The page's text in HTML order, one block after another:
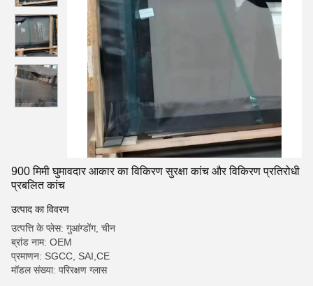
900 मिमी घुमावदार आकार का विकिरण सुरक्षा कांच और विकिरण प्रतिरोधी
प्रबलित कांच
उत्पाद का विवरण
उत्पत्ति के प्लेस: गुआंग्डोंग, चीन
ब्रांड नाम: OEM
प्रमाणन: SGCC, SAI,CE
मॉडल संख्या: परिरक्षण ग्लास